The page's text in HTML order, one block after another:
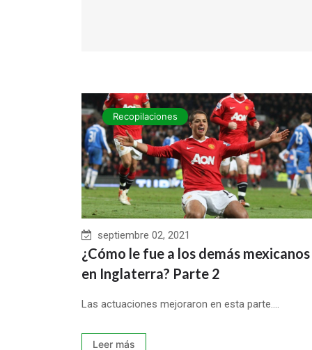
Recopilaciones
septiembre 02, 2021
¿Cómo le fue a los demás mexicanos
en Inglaterra? Parte 2
Las actuaciones mejoraron en esta parte....
Leer más